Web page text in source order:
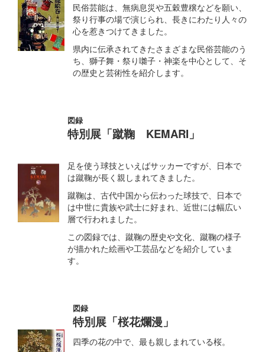
民俗芸能は、無病息災や五穀豊穣などを願い、
祭り行事の場で演じられ、長きにわたり人々の
心を惹きつけてきました。
県内に伝承されてきたさまざまな民俗芸能のう
ち、獅子舞・祭り囃子・神楽を中心として、そ
の歴史と芸術性を紹介します。
図録
特別展「蹴鞠 KEMARI」
足を使う球技といえばサッカーですが、日本で
は蹴鞠が長く親しまれてきました。
蹴鞠は、古代中国から伝わった球技で、日本で
は中世に貴族や武士に好まれ、近世には幅広い
層で行われました。
この図録では、蹴鞠の歴史や文化、蹴鞠の様子
が描かれた絵画や工芸品などを紹介していま
す。
図録
特別展「桜花爛漫」
四季の花の中で、最も親しまれている桜。